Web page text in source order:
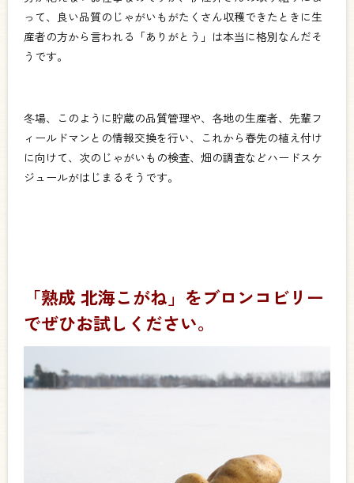
って、良い品質のじゃがいもがたくさん収穫できたときに生
産者の方から言われる「ありがとう」は本当に格別なんだそ
うです。
冬場、このように貯蔵の品質管理や、各地の生産者、先輩フ
ィールドマンとの情報交換を行い、これから春先の植え付け
に向けて、次のじゃがいもの検査、畑の調査などハードスケ
ジュールがはじまるそうです。
「熟成 北海こがね」をブロンコビリー
でぜひお試しください。